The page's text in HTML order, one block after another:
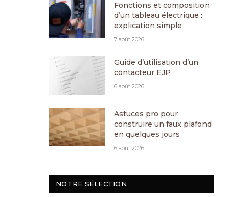
Fonctions et composition
d’un tableau électrique :
explication simple
7 août 2026
Guide d’utilisation d’un
contacteur EJP
6 août 2026
Astuces pro pour
construire un faux plafond
en quelques jours
6 août 2026
NOTRE SÉLECTION